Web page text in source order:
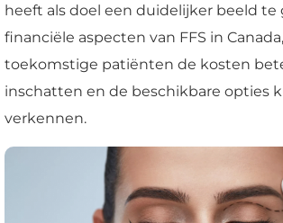
heeft als doel een duidelijker beeld te
financiële aspecten van FFS in
toekomstige patiënten de kosten
inschatten en de beschikbare opties
verkennen.